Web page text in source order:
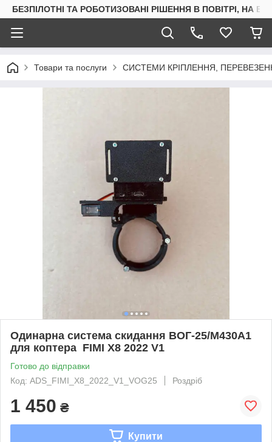
БЕЗПІЛОТНІ ТА РОБОТИЗОВАНІ РІШЕННЯ В ПОВІТРІ, НА
Товари та послуги СИСТЕМИ КРІПЛЕННЯ,
Одинарна система скидання ВОГ-25/М430A1
для коптера FIMI X8 2022 V1
Готово до відправки
Код: ADS_FIMI_X8_2022_V1_VOG25
Роздріб
1 450 ₴
Купити